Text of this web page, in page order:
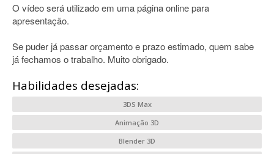
O vídeo será utilizado em uma página online para
apresentação.
Se puder já passar orçamento e prazo estimado, quem sabe
já fechamos o trabalho. Muito obrigado.
Habilidades desejadas:
3DS Max
Animação 3D
Blender 3D